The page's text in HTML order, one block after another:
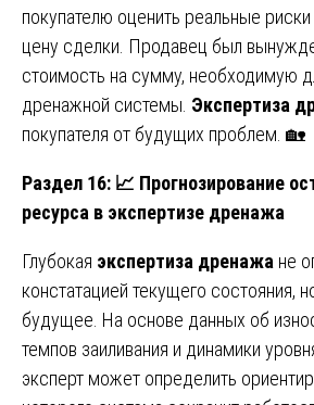
покупателю оценить реальные
цену сделки. Продавец был
стоимость на сумму, необходимую
дренажной системы. Экспертиза
покупателя от будущих проблем. 🏡
Раздел 16: 📈 Прогнозирование
ресурса в экспертизе дренажа
Глубокая экспертиза дренажа не
констатацией текущего состояния,
будущее. На основе данных об
темпов заиливания и динамики
эксперт может определить